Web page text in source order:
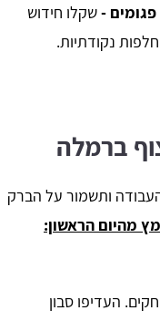
-שקלו חידוש
נקודתיות.
ברמלה
ותשמור על הברק
מהיום הראשון:
העדיפו סבון